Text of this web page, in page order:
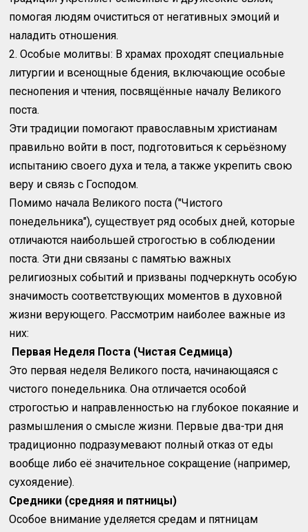
помогая людям очиститься от негативных эмоций и
наладить отношения.
2. Особые молитвы: В храмах проходят специальные
литургии и всенощные бдения, включающие особые
песнопения и чтения, посвящённые началу Великого
поста.
Эти традиции помогают православным христианам
правильно войти в пост, подготовиться к серьёзному
испытанию своего духа и тела, а также укрепить свою
веру и связь с Господом.
Помимо начала Великого поста ("Чистого
понедельника"), существует ряд особых дней, которые
отличаются наибольшей строгостью в соблюдении
поста. Эти дни связаны с памятью важных
религиозных событий и призваны подчеркнуть особую
значимость соответствующих моментов в духовной
жизни верующего. Рассмотрим наиболее важные из
них:
Первая Неделя Поста (Чистая Седмица)
Это первая неделя Великого поста, начинающаяся с
чистого понедельника. Она отличается особой
строгостью и направленностью на глубокое покаяние и
размышления о смысле жизни. Первые два-три дня
традиционно подразумевают полный отказ от еды
вообще либо её значительное сокращение (например,
сухоядение).
Средники (средняя и пятницы)
Особое внимание уделяется средам и пятницам